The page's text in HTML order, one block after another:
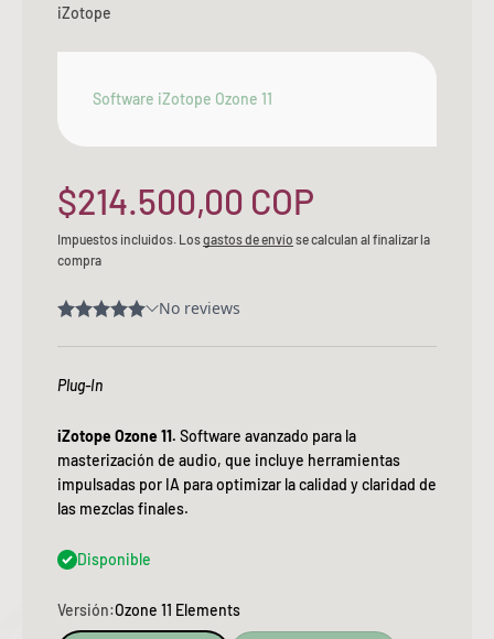
iZotope
Software iZotope Ozone 11
Precio de oferta
$214.500,00 COP
Impuestos incluidos. Losgastos de envío se calculan al finalizar la
compra
Plug-In
iZotope Ozone 11. Software avanzado para la
masterización de audio, que incluye herramientas
impulsadas por IA para optimizar la calidad y claridad de
las mezclas finales.
Disponible
Versión:Ozone 11 Elements